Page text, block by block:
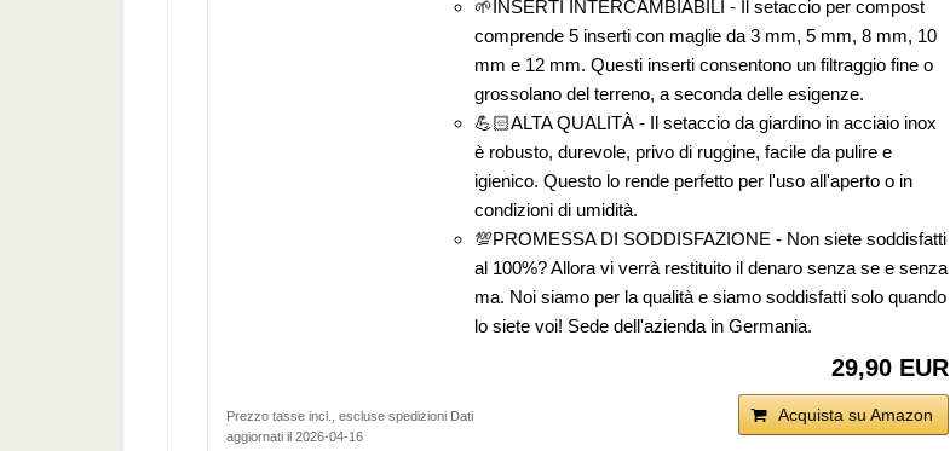
🌱INSERTI INTERCAMBIABILI - Il setaccio per compost
comprende 5 inserti con maglie da 3 mm, 5 mm, 8 mm, 10
mm e 12 mm. Questi inserti consentono un filtraggio fine o
grossolano del terreno, a seconda delle esigenze.
💪🏻ALTA QUALITÀ - Il setaccio da giardino in acciaio inox
è robusto, durevole, privo di ruggine, facile da pulire e
igienico. Questo lo rende perfetto per l'uso all'aperto o in
condizioni di umidità.
💯PROMESSA DI SODDISFAZIONE - Non siete soddisfatti
al 100%? Allora vi verrà restituito il denaro senza se e senza
ma. Noi siamo per la qualità e siamo soddisfatti solo quando
lo siete voi! Sede dell'azienda in Germania.
29,90 EUR
Acquista su Amazon
Prezzo tasse incl., escluse spedizioni Dati
aggiornati il 2026-04-16